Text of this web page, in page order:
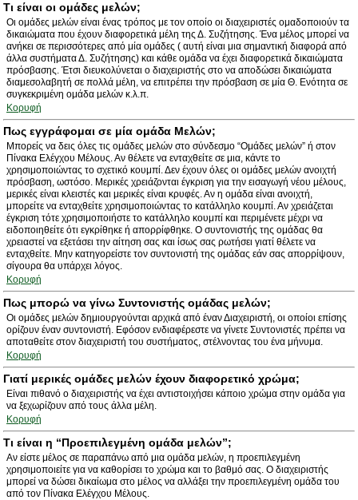
Τι είναι οι ομάδες μελών;
Οι ομάδες μελών είναι ένας τρόπος με τον οποίο οι διαχειριστές ομαδοποιούν τα
δικαιώματα που έχουν διαφορετικά μέλη της Δ. Συζήτησης. Ένα μέλος μπορεί να
ανήκει σε περισσότερες από μία ομάδες ( αυτή είναι μια σημαντική διαφορά από
άλλα συστήματα Δ. Συζήτησης) και κάθε ομάδα να έχει διαφορετικά δικαιώματα
πρόσβασης. Έτσι διευκολύνεται ο διαχειριστής στο να αποδώσει δικαιώματα
διαμεσολαβητή σε πολλά μέλη, να επιτρέπει την πρόσβαση σε μία Θ. Ενότητα σε
συγκεκριμένη ομάδα μελών κ.λ.π.
Κορυφή
Πως εγγράφομαι σε μία ομάδα Μελών;
Μπορείς να δεις όλες τις ομάδες μελών στο σύνδεσμο “Ομάδες μελών” ή στον
Πίνακα Ελέγχου Μέλους. Αν θέλετε να ενταχθείτε σε μια, κάντε το
χρησιμοποιώντας το σχετικό κουμπί. Δεν έχουν όλες οι ομάδες μελών ανοιχτή
πρόσβαση, ωστόσο. Μερικές χρειάζονται έγκριση για την εισαγωγή νέου μέλους,
μερικές είναι κλειστές και μερικές είναι κρυφές. Αν η ομάδα είναι ανοιχτή,
μπορείτε να ενταχθείτε χρησιμοποιώντας το κατάλληλο κουμπί. Αν χρειάζεται
έγκριση τότε χρησιμοποιήστε το κατάλληλο κουμπί και περιμένετε μέχρι να
ειδοποιηθείτε ότι εγκρίθηκε ή απορρίφθηκε. Ο συντονιστής της ομάδας θα
χρειαστεί να εξετάσει την αίτηση σας και ίσως σας ρωτήσει γιατί θέλετε να
ενταχθείτε. Μην κατηγορείστε τον συντονιστή της ομάδας εάν σας απορρίψουν,
σίγουρα θα υπάρχει λόγος.
Κορυφή
Πως μπορώ να γίνω Συντονιστής ομάδας μελών;
Οι ομάδες μελών δημιουργούνται αρχικά από έναν Διαχειριστή, οι οποίοι επίσης
ορίζουν έναν συντονιστή. Εφόσον ενδιαφέρεστε να γίνετε Συντονιστές πρέπει να
αποταθείτε στον διαχειριστή του συστήματος, στέλνοντας του ένα μήνυμα.
Κορυφή
Γιατί μερικές ομάδες μελών έχουν διαφορετικό χρώμα;
Είναι πιθανό ο διαχειριστής να έχει αντιστοιχήσει κάποιο χρώμα στην ομάδα για
να ξεχωρίζουν από τους άλλα μέλη.
Κορυφή
Τι είναι η “Προεπιλεγμένη ομάδα μελών”;
Αν είστε μέλος σε παραπάνω από μια ομάδα μελών, η προεπιλεγμένη
χρησιμοποιείτε για να καθορίσει το χρώμα και το βαθμό σας. Ο διαχειριστής
μπορεί να δώσει δικαίωμα στο μέλος να αλλάξει την προεπιλεγμένη ομάδα του
από τον Πίνακα Ελέγχου Μέλους.